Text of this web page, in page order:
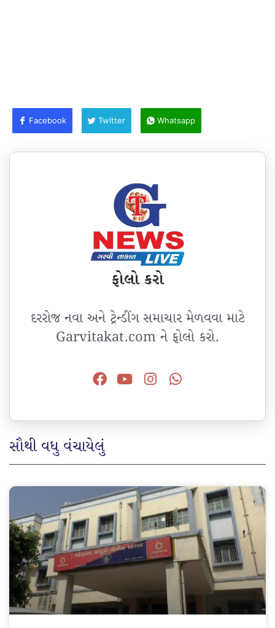
Facebook Twitter Whatsapp
ફોલો કરો
દરરોજ નવા અને ટ્રેન્ડીંગ સમાચાર મેળવવા માટે
Garvitakat.com ને ફોલો કરો.
સૌથી વધુ વંચાયેલું